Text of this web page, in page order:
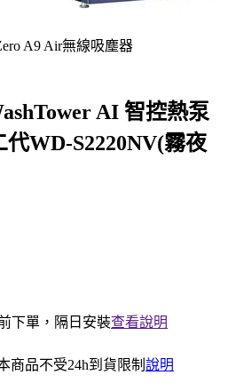
A9 Air無線吸塵器
AI 智控熱泵
WD-S2220NV(霧夜
下單，隔日安裝查看說明
商品不受24h到貨限制 說明